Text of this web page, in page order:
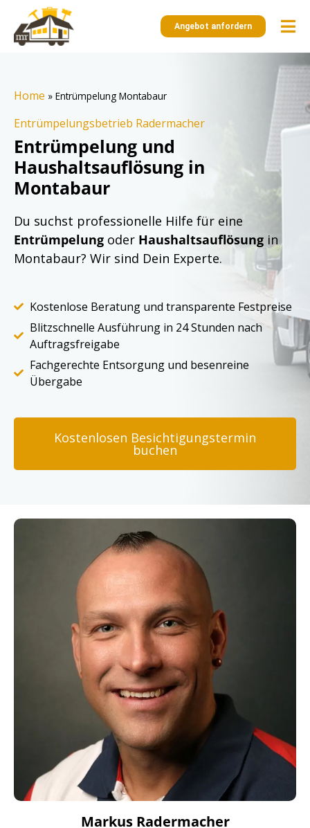
Angebot anfordern
Home » Entrümpelung Montabaur
Entrümpelungsbetrieb Radermacher
Entrümpelung und
Haushaltsauflösung in
Montabaur
Du suchst professionelle Hilfe für eine
Entrümpelung oder Haushaltsauflösung in
Montabaur? Wir sind Dein Experte.
Kostenlose Beratung und transparente Festpreise
Blitzschnelle Ausführung in 24 Stunden nach
Auftragsfreigabe
Fachgerechte Entsorgung und besenreine
Übergabe
Kostenlosen Besichtigungstermin
buchen
Markus Radermacher